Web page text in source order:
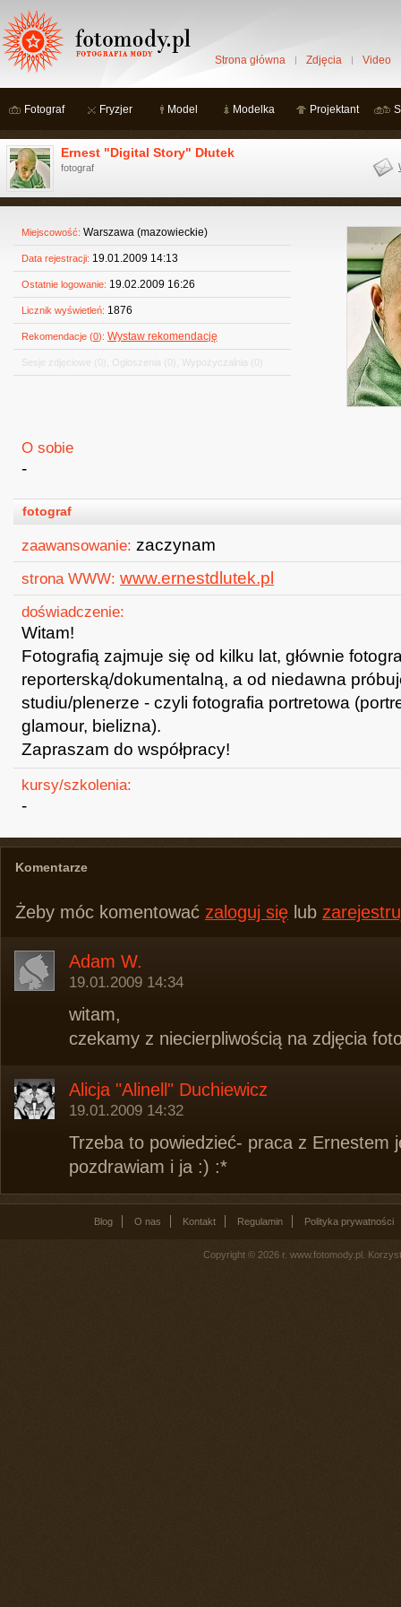
Strona główna Zdjęcia Video
Fotograf Fryzjer Model Modelka Projektant
Ernest "Digital Story" Dłutek
fotograf
Miejscowość: Warszawa (mazowieckie)
Data rejestracji: 19.01.2009 14:13
Ostatnie logowanie: 19.02.2009 16:26
Licznik wyświetleń: 1876
Rekomendacje (0): Wystaw rekomendację
Sesje zdjęciowe (0) Ogłoszenia (0) Wypożyczalnia (0)
O sobie
-
fotograf
zaawansowanie: zaczynam
strona WWW: www.ernestdlutek.pl
doświadczenie:
Witam!
Fotografią zajmuje się od kilku lat, głównie
reporterską/dokumentalną, a od niedawna
studiu/plenerze - czyli fotografia portretowa
glamour, bielizna).
Zapraszam do współpracy!
kursy/szkolenia:
-
Komentarze
Żeby móc komentować zaloguj się lub
Adam W.
19.01.2009 14:34
witam,
czekamy z niecierpliwością na zdjęcia
Alicja "Alinell" Duchiewicz
19.01.2009 14:32
Trzeba to powiedzieć- praca z Ernestem
pozdrawiam i ja :) :*
Blog O nas Kontakt Regulamin Polityka prywatności
Copyright © 2026 r. www.fotomody.pl.